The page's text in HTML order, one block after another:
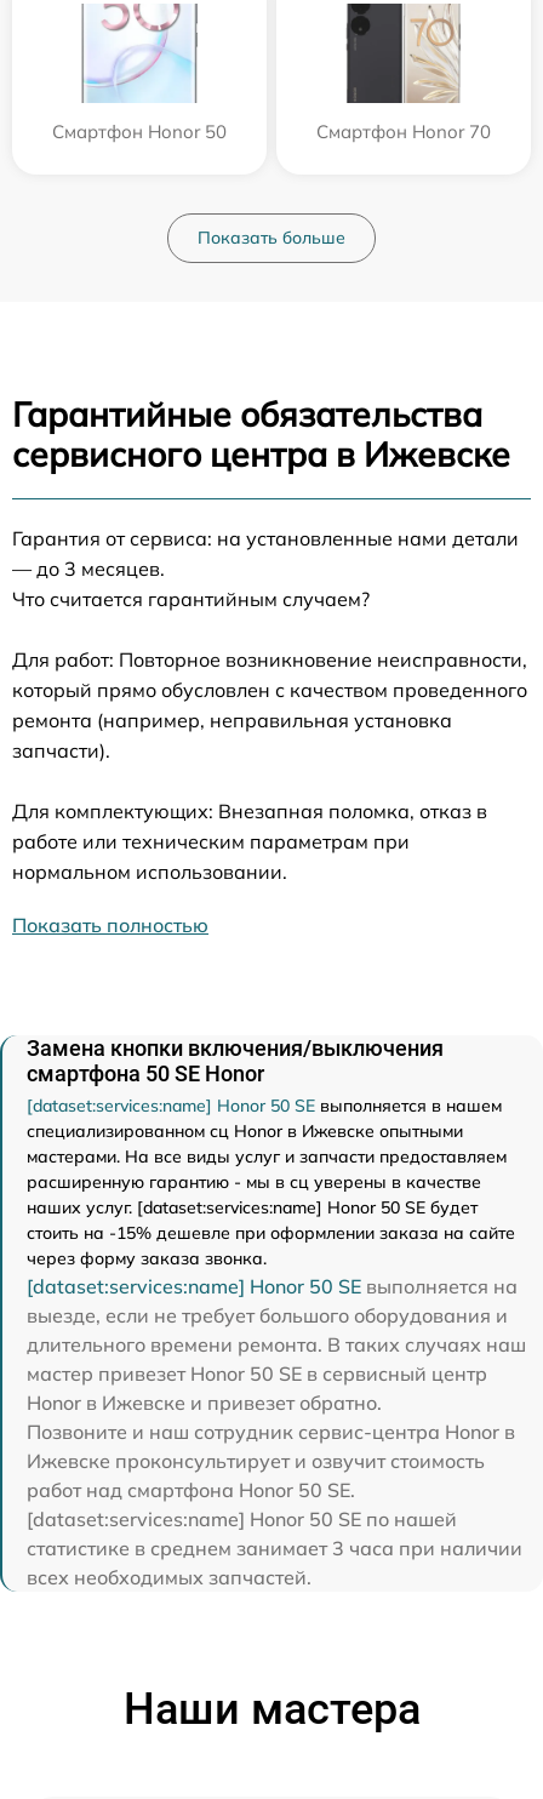
Смартфон Honor 50 Смартфон Honor 70
Показать больше
Гарантийные обязательства
сервисного центра в Ижевске
Гарантия от сервиса: на установленные нами детали
— до 3 месяцев.
Что считается гарантийным случаем?
Для работ: Повторное возникновение неисправности,
который прямо обусловлен с качеством проведенного
ремонта (например, неправильная установка
запчасти).
Для комплектующих: Внезапная поломка, отказ в
работе или техническим параметрам при
нормальном использовании.
Показать полностью
Замена кнопки включения/выключения
смартфона 50 SE Honor
[dataset:services:name] Honor 50 SE выполняется в нашем
специализированном сц Honor в Ижевске опытными
мастерами. На все виды услуг и запчасти предоставляем
расширенную гарантию - мы в сц уверены в качестве
наших услуг. [dataset:services:name] Honor 50 SE будет
стоить на -15% дешевле при оформлении заказа на сайте
через форму заказа звонка.
[dataset:services:name] Honor 50 SE выполняется на
выезде, если не требует большого оборудования и
длительного времени ремонта. В таких случаях наш
мастер привезет Honor 50 SE в сервисный центр
Honor в Ижевске и привезет обратно.
Позвоните и наш сотрудник сервис-центра Honor в
Ижевске проконсультирует и озвучит стоимость
работ над смартфона Honor 50 SE.
[dataset:services:name] Honor 50 SE по нашей
статистике в среднем занимает 3 часа при наличии
всех необходимых запчастей.
Наши мастера